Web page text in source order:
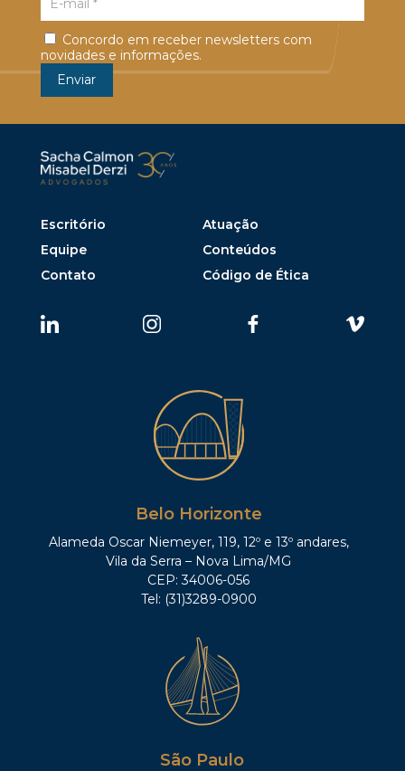
Concordo em receber newsletters com
novidades e informações.
Escritório
Atuação
Equipe
Conteúdos
Contato
Código de Ética
Belo Horizonte
Alameda Oscar Niemeyer, 119, 12º e 13º andares,
Vila da Serra – Nova Lima/MG
CEP: 34006-056
Tel: (31)3289-0900
São Paulo